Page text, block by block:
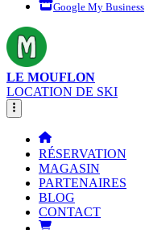
Google My Business
LE MOUFLON
LOCATION DE SKI
RÉSERVATION
MAGASIN
PARTENAIRES
BLOG
CONTACT